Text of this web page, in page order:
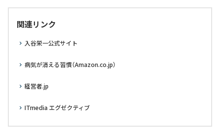
関連リンク
入谷栄一公式サイト
病気が消える習慣（Amazon.co.jp）
経営者.jp
ITmedia エグゼクティブ